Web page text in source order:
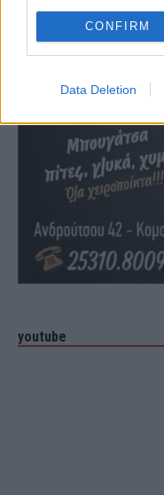
CONFIRM
Data Deletion
youtube